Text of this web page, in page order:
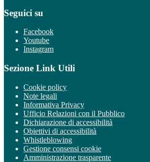
Seguici su
Facebook
Youtube
Instagram
Sezione Link Utili
Cookie policy
Note legali
Informativa Privacy
Ufficio Relazioni con il Pubblico
Dichiarazione di accessibilità
Obiettivi di accessibilità
Whistleblowing
Gestione consensi cookie
Amministrazione trasparente